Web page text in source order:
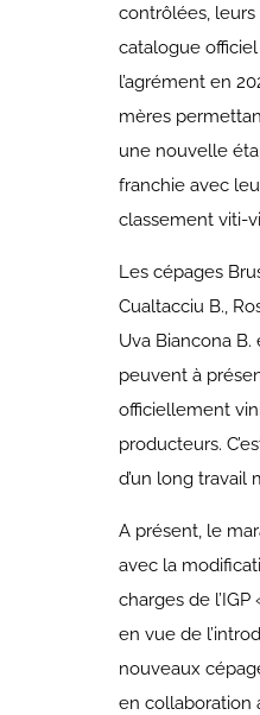
contrôlées, leurs
catalogue
l’agrément en
mères
une nouvelle
franchie avec
classement viti-
Les cépages
Cualtacciu B.,
Uva Biancona B.
peuvent à
officiellement
producteurs.
d’un long travail
A présent, le
avec la
charges de
en vue de
nouveaux
en collaboration